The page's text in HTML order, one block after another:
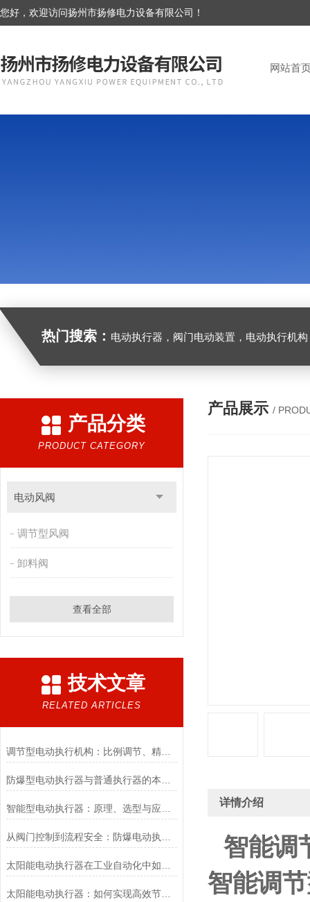
您好，欢迎访问扬州市扬修电力设备有限公司！
网站首
热门搜索： 电动执行器，阀门电动装置，电动执行机构，阀门驱动装置，电动头，角行
产品分类
PRODUCT CATEGORY
电动风阀
调节型风阀
卸料阀
查看全部
技术文章
RELATED ARTICLES
调节型电动执行机构：比例调节、精度控制要点
太阳能电动执行器：如何实现高效节能的自动化控制？
产品展示 /
详情介绍
智能调
智能调